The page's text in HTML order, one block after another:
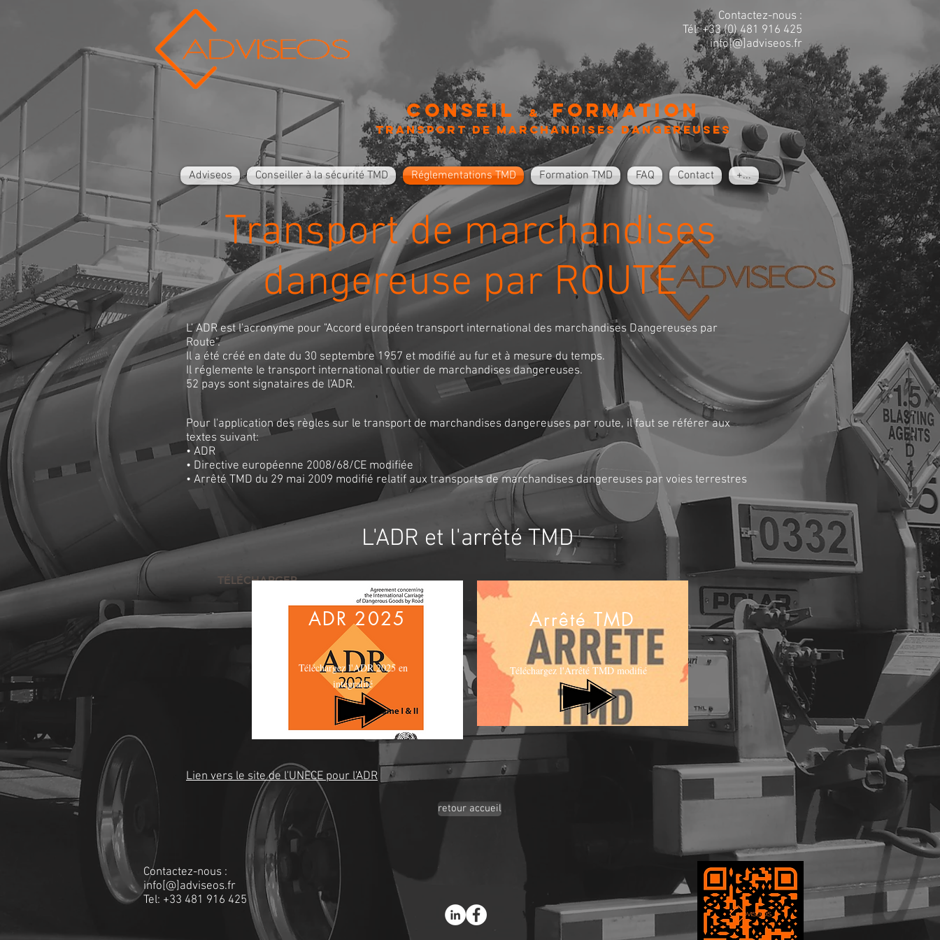
Contactez-nous :
Tél: +33 (0) 481 916 425
info[@]adviseos.fr
Conseil&formation
Transport de marchandises dangereuses
Adviseos Conseiller à la sécurité TMD Réglementations TMD Formation TMD FAQ Contact +...
Transport de marchandises
dangereuse par ROUTE
L' ADR est l'acronyme pour "Accord européen transport international des marchandises Dangereuses par
Route".
Il a été créé en date du 30 septembre 1957 et modifié au fur et à mesure du temps.
Il réglemente le transport international routier de marchandises dangereuses.
52 pays sont signataires de l'ADR.
Pour l'application des règles sur le transport de marchandises dangereuses par route, il faut se référer aux
textes suivant:
• ADR
• Directive européenne 2008/68/CE modifiée
• Arrêté TMD du 29 mai 2009 modifié relatif aux transports de marchandises dangereuses par voies terrestres
L'ADR et l'arrêté TMD
TÉLÉCHARGER
ADR 2025
Téléchargez l'ADR 2025 en
intégralité
Arrêté TMD
Téléchargez l'Arrêté TMD modifié
Lien vers le site de l'UNECE pour l'ADR
retour accueil
Contactez-nous :
info[@]adviseos.fr
Tel: +33 481 916 425